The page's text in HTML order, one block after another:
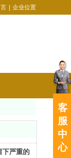
企业位置
下严重的
客
服
中
心